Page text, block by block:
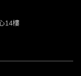
14樓